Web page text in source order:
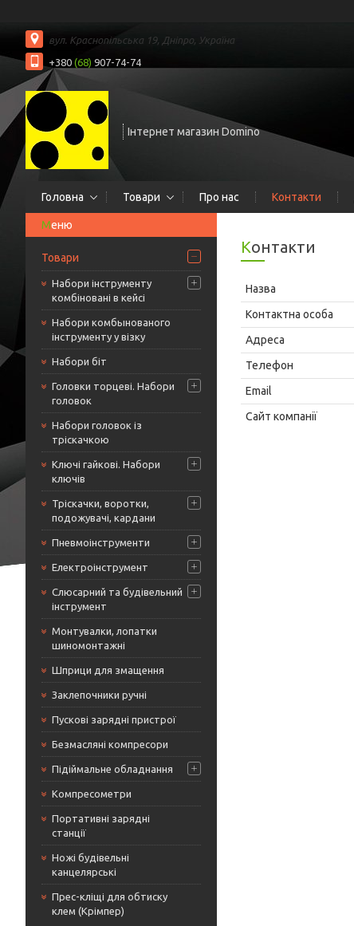
вул. Краснопільська 19, Дніпро, Україна
+380 (68) 907-74-74
Інтернет магазин Domino
Головна Товари Про нас Контакти
Товари
Набори інструменту
комбіновані в кейсі
Набори комбынованого
інструменту у візку
Набори біт
Головки торцеві. Набори
головок
Набори головок із
тріскачкою
Ключі гайкові. Набори
ключів
Тріскачки, воротки,
подожувачі, кардани
Пневмоінструменти
Електроінструмент
Слюсарний та будівельний
інструмент
Монтувалки, лопатки
шиномонтажні
Шприци для змащення
Заклепочники ручні
Пускові зарядні пристрої
Безмасляні компресори
Підіймальне обладнання
Компресометри
Портативні зарядні
станції
Ножі будівельні
канцелярські
Прес-кліщі для обтиску
клем (Крімпер)
Контакти